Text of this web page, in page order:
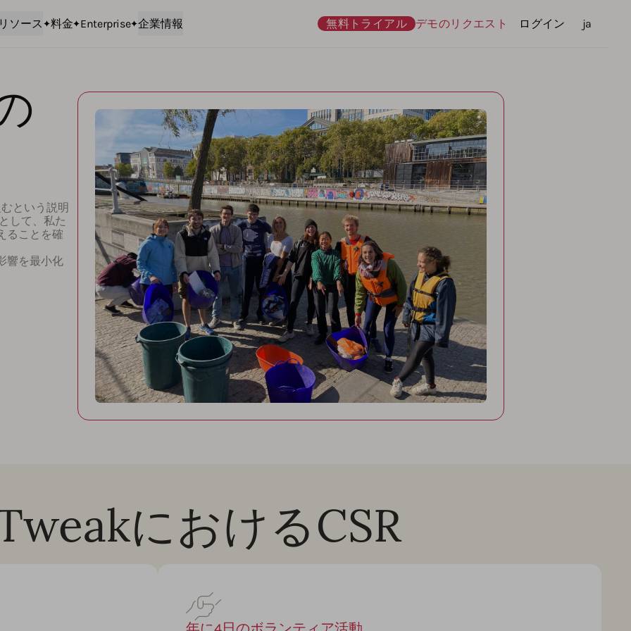
ソース 料金 Enterprise 企業情報 無料トライアル デモのリクエスト ログイン 言語
ja
という説明
して、私た
ることを確
響を最小化
におけるCSR